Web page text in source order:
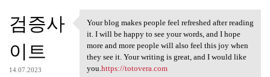
검증사
이트
14.07.2023
Your blog makes people feel
Your blog makes people feel refreshed after reading
it. I will be happy to see your words, and I hope
more and more people will also feel this joy when
they see it. Your writing is great, and I would like
you.https://totovera.com